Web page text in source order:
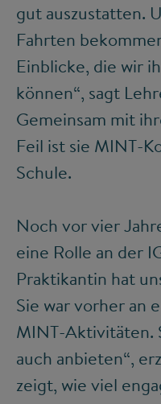
gut auszustatten.
Fahrten
Einblicke, die wir
können“, sagt
Gemeinsam mit
Feil ist sie MINT-
Schule.
Noch vor vier
eine Rolle an der
Praktikantin hat
Sie war vorher an
MINT-Aktivitäten.
auch anbieten“,
zeigt, wie viel